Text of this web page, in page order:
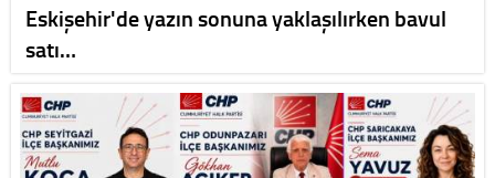
Eskişehir'de yazın sonuna yaklaşılırken bavul
satı…